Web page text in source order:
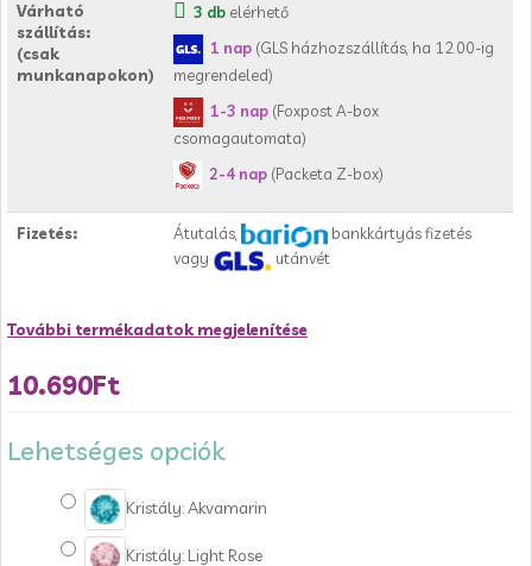
Várható
szállítás:
(csak
munkanapokon)
3 db elérhető
1 nap (GLS házhozszállítás, ha 12.00-ig
megrendeled)
1-3 nap (Foxpost A-box
csomagautomata)
2-4 nap (Packeta Z-box)
Fizetés: Átutalás,
bankkártyás fizetés
vagy
utánvét
További termékadatok megjelenítése
10.690Ft
Lehetséges opciók
Kristály: Akvamarin
Kristály: Light Rose